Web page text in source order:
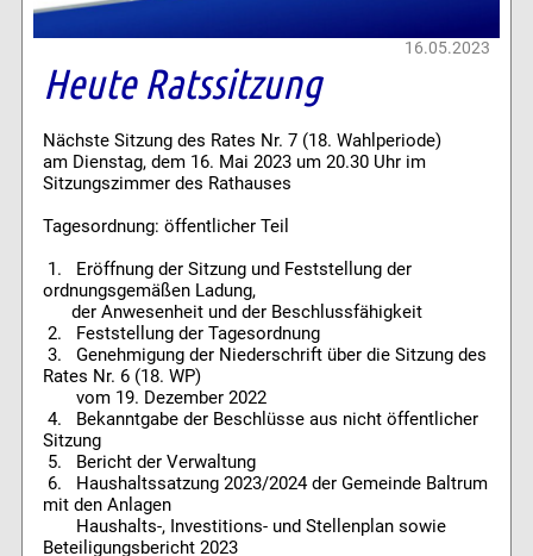
16.05.2023
Heute Ratssitzung
Nächste Sitzung des Rates Nr. 7 (18. Wahlperiode)
am Dienstag, dem 16. Mai 2023 um 20.30 Uhr im
Sitzungszimmer des Rathauses
Tagesordnung: öffentlicher Teil
1. Eröffnung der Sitzung und Feststellung der
ordnungsgemäßen Ladung,
der Anwesenheit und der Beschlussfähigkeit
2. Feststellung der Tagesordnung
3. Genehmigung der Niederschrift über die Sitzung des
Rates Nr. 6 (18. WP)
vom 19. Dezember 2022
4. Bekanntgabe der Beschlüsse aus nicht öffentlicher
Sitzung
5. Bericht der Verwaltung
6. Haushaltssatzung 2023/2024 der Gemeinde Baltrum
mit den Anlagen
Haushalts-, Investitions- und Stellenplan sowie
Beteiligungsbericht 2023